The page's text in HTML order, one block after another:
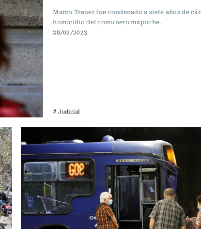
Marco Treuer fue condenado a siete años de
homicidio del comunero mapuche.
28/02/2023
# Judicial